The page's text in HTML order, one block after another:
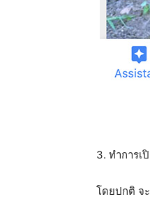
3. ทำการเ
โดยปกติ จ